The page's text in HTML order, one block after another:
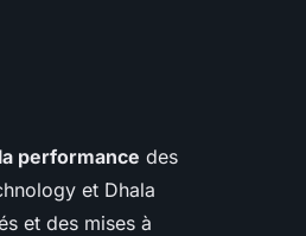
performance des
et Dhala
et des mises à